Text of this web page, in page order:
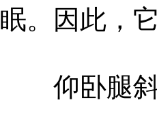
眠。因此，
仰卧腿